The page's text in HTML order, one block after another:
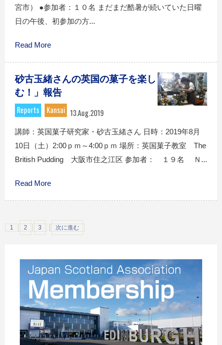
宮市） ●参加者：１０名 まだまだ酷暑が続いていた日曜
日の午後、初参加の方...
Read More
砂古玉緒さんの英国の菓子を楽し
む！」報告
Reports
Kansai 13.Aug.2019
講師：英国菓子研究家・砂古玉緒さん 日時：2019年8月
10日（土）2:00ｐｍ～4:00ｐｍ 場所：英国菓子教室 The
British Pudding 大阪市住之江区 参加者： １９名 Ｎ...
Read More
1 2 3 次に進む